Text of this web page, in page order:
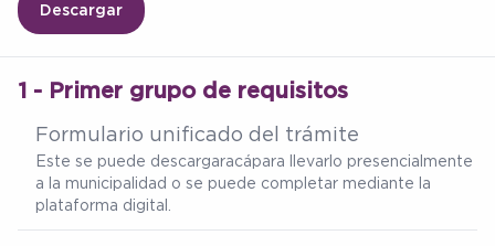
Descargar
1 - Primer grupo de requisitos
Formulario unificado del trámite
Este se puede descargaracápara llevarlo presencialmente
a la municipalidad o se puede completar mediante la
plataforma digital.